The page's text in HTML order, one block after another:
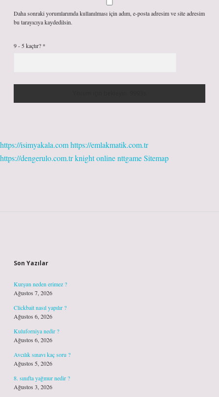
Daha sonraki yorumlarımda kullanılması için adım, e-posta adresim ve site adresim
bu tarayıcıya kaydedilsin.
9 - 5 kaçtır? *
https://isimyakala.comhttps://emlakmatik.com.tr
https://dengerulo.com.trknight onlinenttgameSitemap
Son Yazılar
Kurşun neden erimez ?
Ağustos 7, 2026
Clickbait nasıl yapılır ?
Ağustos 6, 2026
Kuluforniya nedir ?
Ağustos 6, 2026
Avcılık sınavı kaç soru ?
Ağustos 5, 2026
8. sınıfta yağmur nedir ?
Ağustos 3, 2026